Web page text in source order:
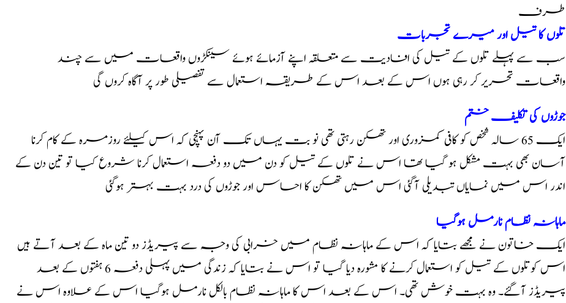
طرف
تلوں کا تیل اور میرے تجربات
سب سے پہلے تلوں کے تیل کی افادیت سے متعلقہ اپنے آزمائے ہوئے سینکڑوں واقعات میں سے چند
واقعات تحریر کر رہی ہوں اس کے بعد اس کے طریقہ استعمال سے تفصیلی طور پر آگاہ کروں گی
جوڑوں کی تکلیف ختم
ایک 65 سالہ شخص کو کافی کمزوری اور تھکن رہتی تھی نو بت یہاں تک آن پہنچی کہ اس کیلئے روزمرہ کے کام کرنا
آسان بھی بہت مشکل ہو گیا تھا اس نے تلوں کے تیل کو دن میں دو دفعہ استعمال کرنا شروع کیا تو تین دن کے
اندر اس میں نمایاں تبدیلی آگئی اس میں تھکن کا احساس اور جوڑوں کی درد بہت بہتر ہوگئی
ماہانہ نظام نارمل ہوگیا
ایک خاتون نے مجھے بتایا کہ اس کے ماہانہ نظام میں خرابی کی وجہ سے پیریڈز دو تین ماہ کے بعد آتے ہیں
اس کوتلوں کے تیل کو استعمال کرنے کا مشورہ دیا گیا تو اس نے بتایا کہ زندگی میں پہلی دفعہ 6 ہفتوں کے بعد
پیریڈز آگئے۔ وہ بہت خوش تھی۔ اس کے بعد اس کا ماہانہ نظام بالکل نارمل ہوگیا اس کے علاوہ اس نے